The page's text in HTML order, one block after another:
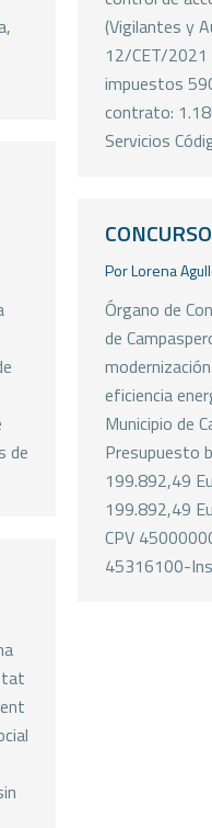
(Vigilantes y
12/CET/2021
impuestos
contrato:
Servicios
de
PorLorena
Órgano de
de
eficiencia
Municipio de
Presupuesto
199.892,49
199.892,49
CPV
45316100-